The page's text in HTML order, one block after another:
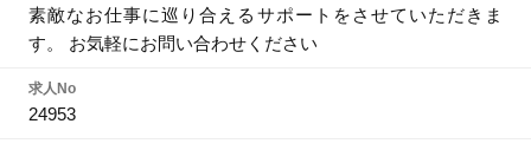
素敵なお仕事に巡り合えるサポートをさせていただきま
す。 お気軽にお問い合わせください
求人No
24953